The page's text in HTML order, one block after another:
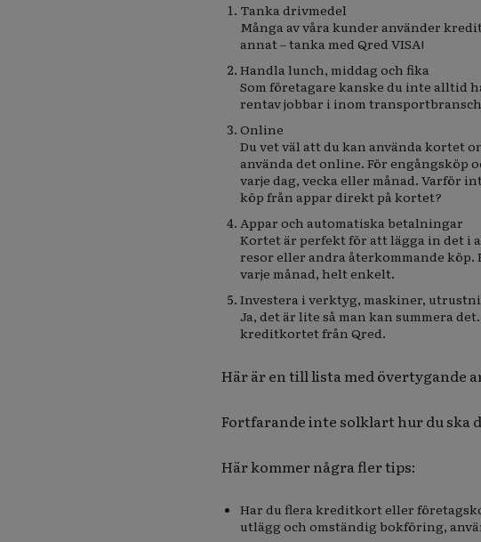
Tanka drivmedel
Många av våra kunder använder
annat – tanka med Qred VISA!
Handla lunch, middag och fika
Som företagare kanske du inte alltid
rentav jobbar i inom
Online
Du vet väl att du kan använda kortet
använda det online. För engångsköp
varje dag, vecka eller månad. Varför
köp från appar direkt på kortet?
Appar och automatiska betalningar
Kortet är perfekt för att lägga in det i
resor eller andra återkommande
varje månad, helt enkelt.
Investera i verktyg, maskiner,
Ja, det är lite så man kan summera
kreditkortet från Qred.
Här är en till lista med övertygande
Fortfarande inte solklart hur du ska
Här kommer några fler tips:
Har du flera kreditkort eller
utlägg och omständig bokföring,